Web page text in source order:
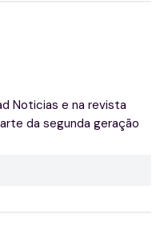
Noticias e na revista
da segunda geração